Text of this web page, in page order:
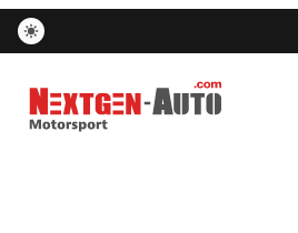
Nextgen-Auto.com